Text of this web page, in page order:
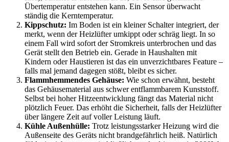
Übertemperatur entstehen kann. Ein Sensor überwacht
ständig die Kerntemperatur.
Kippschutz: Im Boden ist ein kleiner Schalter integriert, der
merkt, wenn der Heizlüfter umkippt oder schräg liegt. In so
einem Fall wird sofort der Stromkreis unterbrochen und das
Gerät stellt den Betrieb ein. Gerade in Haushalten mit
Kindern oder Haustieren ist das ein unverzichtbares Feature –
falls mal jemand dagegen stößt, bleibt es sicher.
Flammhemmendes Gehäuse: Wie schon erwähnt, besteht
das Gehäusematerial aus schwer entflammbarem Kunststoff.
Selbst bei hoher Hitzeentwicklung fängt das Material nicht
plötzlich Feuer. Das erhöht die Sicherheit, falls der Heizlüfter
über längere Zeit auf voller Leistung läuft.
Kühle Außenhülle: Trotz leistungsstarker Heizung wird die
Außenseite des Geräts nicht brandgefährlich heiß. Natürlich